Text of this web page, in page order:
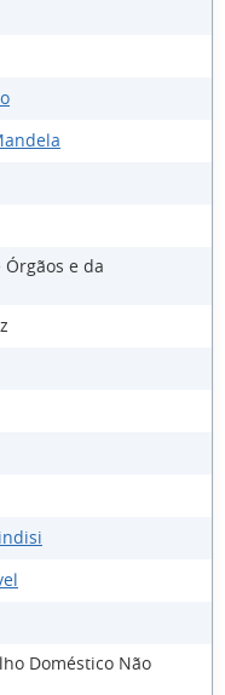
e da
Doméstico Não